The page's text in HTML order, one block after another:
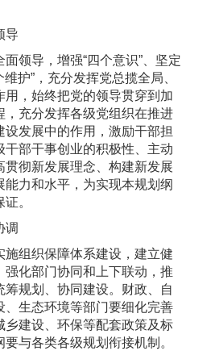
导
导，增强“四个意识”、坚定
维护”，充分发挥党总揽全局、
用，始终把党的领导贯穿到加
，充分发挥各级党组织在推进
设发展中的作用，激励干部担
干部干事创业的积极性、主动
贯彻新发展理念、构建新发展
力和水平，为实现本规划纲
。
组织保障体系建设，建立健
强化部门协同和上下联动，推
规划、协同建设。财政、自
、生态环境等部门要细化完善
乡建设、环保等配套政策及标
与各类各级规划衔接机制。